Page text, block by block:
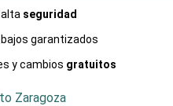
seguridad
garantizados
y cambios gratuitos
Zaragoza